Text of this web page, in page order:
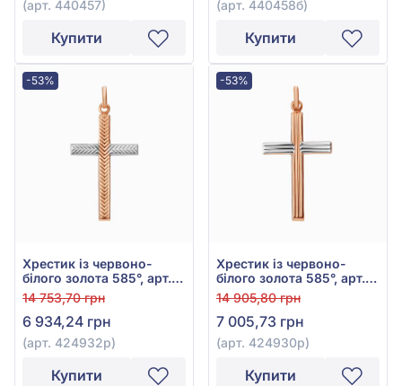
(арт. 440457)
Купити
(арт. 440458б)
Купити
-53%
Хрестик із червоно-
білого золота 585°, арт.
424932р
14 753,70 грн
6 934,24 грн
(арт. 424932р)
Купити
-53%
Хрестик із червоно-
білого золота 585°, арт.
424930р
14 905,80 грн
7 005,73 грн
(арт. 424930р)
Купити